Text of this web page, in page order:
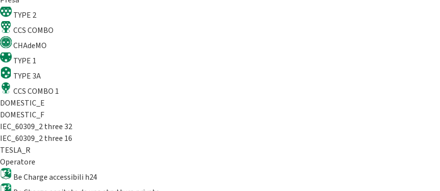
TYPE 2
CCS COMBO
CHAdeMO
TYPE 1
TYPE 3A
CCS COMBO 1
DOMESTIC_E
DOMESTIC_F
IEC_60309_2 three 32
IEC_60309_2 three 16
TESLA_R
Operatore
Be Charge accessibili h24